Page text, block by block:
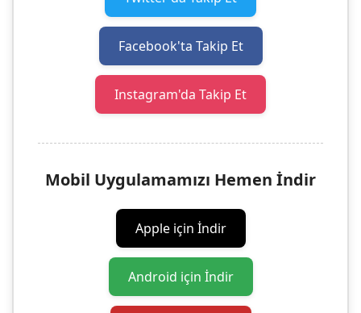
Facebook'ta Takip Et
Instagram'da Takip Et
Mobil Uygulamamızı Hemen İndir
Apple için İndir
Android için İndir